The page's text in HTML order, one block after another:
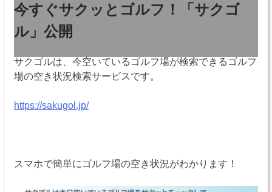
今すぐサクッとゴルフ！「サクゴ
ル」公開
サクゴルは、今空いているゴルフ場が検索できるゴルフ
場の空き状況検索サービスです。
https://sakugol.jp/
スマホで簡単にゴルフ場の空き状況がわかります！